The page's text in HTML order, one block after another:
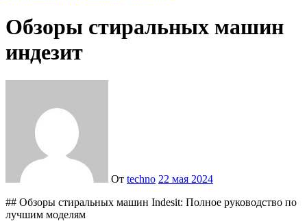
Обзоры стиральных машин
индезит
От techno 22 мая 2024
## Обзоры стиральных машин Indesit: Полное руководство по
лучшим моделям